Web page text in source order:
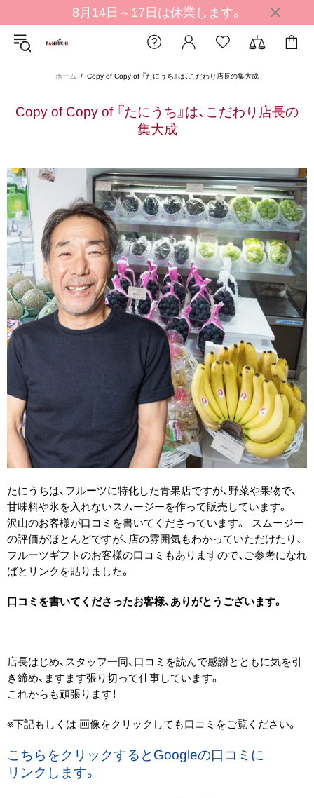
8月14日～17日は休業します。
ホーム Copy of Copy of 『たにうち』は、こだわり店長の集大成
Copy of Copy of ​『たにうち』は、​こだわり店長の​
集大成
たにうちは、フルーツに特化した青果店ですが、野菜や果物で、
甘味料や氷を入れないスムージーを作って販売しています。
沢山のお客様が口コミを書いてくださっています。 スムージー
の評価がほとんどですが、店の雰囲気もわかっていただけたり、
フルーツギフトのお客様の口コミもありますので、ご参考になれ
ばとリンクを貼りました。
口コミを書いてくださったお客様、ありがとうございます。
店長はじめ、スタッフ一同、口コミを読んで感謝とともに気を引
き締め、ますます張り切って仕事しています。
これからも頑張ります！
※下記もしくは 画像をクリックしても口コミをご覧ください。
こちらを​クリックすると​Googleの​口コミに​
リンクします。